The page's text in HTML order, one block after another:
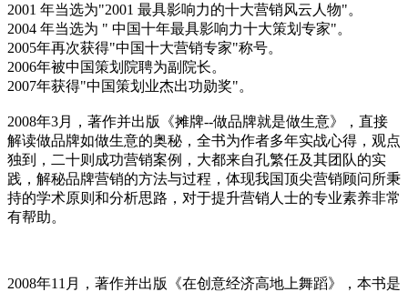
2001 年当选为"2001 最具影响力的十大营销风云人物"。
2004 年当选为 " 中国十年最具影响力十大策划专家"。
2005年再次获得"中国十大营销专家"称号。
2006年被中国策划院聘为副院长。
2007年获得"中国策划业杰出功勋奖"。
2008年3月，著作并出版《摊牌--做品牌就是做生意》，直接
解读做品牌如做生意的奥秘，全书为作者多年实战心得，观点
独到，二十则成功营销案例，大都来自孔繁任及其团队的实
践，解秘品牌营销的方法与过程，体现我国顶尖营销顾问所秉
持的学术原则和分析思路，对于提升营销人士的专业素养非常
有帮助。
2008年11月，著作并出版《在创意经济高地上舞蹈》，本书是